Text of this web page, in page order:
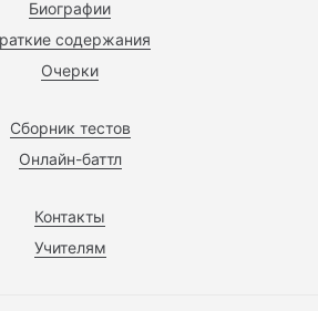
Биографии
содержания
Очерки
Сборник тестов
Онлайн-баттл
Контакты
Учителям